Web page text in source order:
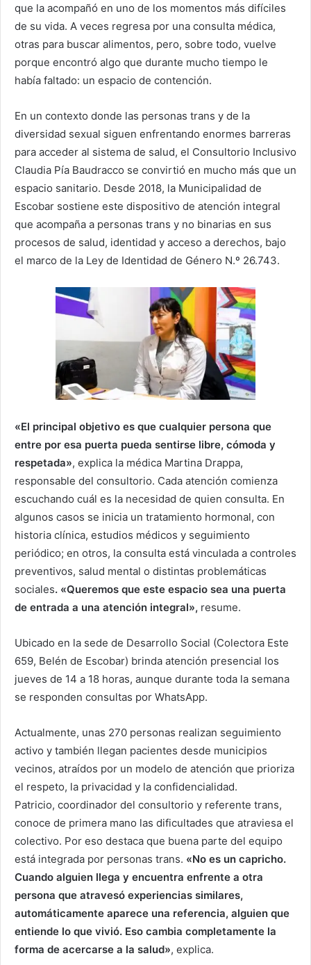
que la acompañó en uno de los momentos más difíciles
de su vida. A veces regresa por una consulta médica,
otras para buscar alimentos, pero, sobre todo, vuelve
porque encontró algo que durante mucho tiempo le
había faltado: un espacio de contención.
En un contexto donde las personas trans y de la
diversidad sexual siguen enfrentando enormes barreras
para acceder al sistema de salud, el Consultorio Inclusivo
Claudia Pía Baudracco se convirtió en mucho más que un
espacio sanitario. Desde 2018, la Municipalidad de
Escobar sostiene este dispositivo de atención integral
que acompaña a personas trans y no binarias en sus
procesos de salud, identidad y acceso a derechos, bajo
el marco de la Ley de Identidad de Género N.º 26.743.
«El principal objetivo es que cualquier persona que
entre por esa puerta pueda sentirse libre, cómoda y
respetada», explica la médica Martina Drappa,
responsable del consultorio. Cada atención comienza
escuchando cuál es la necesidad de quien consulta. En
algunos casos se inicia un tratamiento hormonal, con
historia clínica, estudios médicos y seguimiento
periódico; en otros, la consulta está vinculada a controles
preventivos, salud mental o distintas problemáticas
sociales. «Queremos que este espacio sea una puerta
de entrada a una atención integral», resume.
Ubicado en la sede de Desarrollo Social (Colectora Este
659, Belén de Escobar) brinda atención presencial los
jueves de 14 a 18 horas, aunque durante toda la semana
se responden consultas por WhatsApp.
Actualmente, unas 270 personas realizan seguimiento
activo y también llegan pacientes desde municipios
vecinos, atraídos por un modelo de atención que prioriza
el respeto, la privacidad y la confidencialidad.
Patricio, coordinador del consultorio y referente trans,
conoce de primera mano las dificultades que atraviesa el
colectivo. Por eso destaca que buena parte del equipo
está integrada por personas trans. «No es un capricho.
Cuando alguien llega y encuentra enfrente a otra
persona que atravesó experiencias similares,
automáticamente aparece una referencia, alguien que
entiende lo que vivió. Eso cambia completamente la
forma de acercarse a la salud», explica.